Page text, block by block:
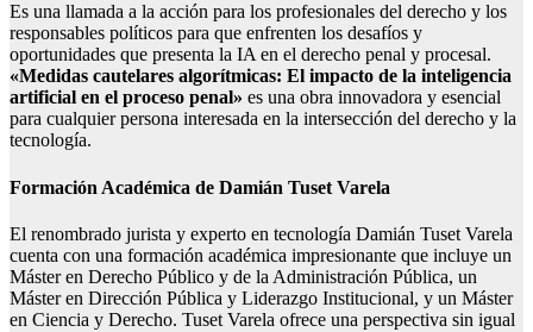
Es una llamada a la acción para los profesionales del derecho y los
responsables políticos para que enfrenten los desafíos y
oportunidades que presenta la IA en el derecho penal y procesal.
«Medidas cautelares algorítmicas: El impacto de la inteligencia
artificial en el proceso penal» es una obra innovadora y esencial
para cualquier persona interesada en la intersección del derecho y la
tecnología.
Formación Académica de Damián Tuset Varela
El renombrado jurista y experto en tecnología Damián Tuset Varela
cuenta con una formación académica impresionante que incluye un
Máster en Derecho Público y de la Administración Pública, un
Máster en Dirección Pública y Liderazgo Institucional, y un Máster
en Ciencia y Derecho. Tuset Varela ofrece una perspectiva sin igual